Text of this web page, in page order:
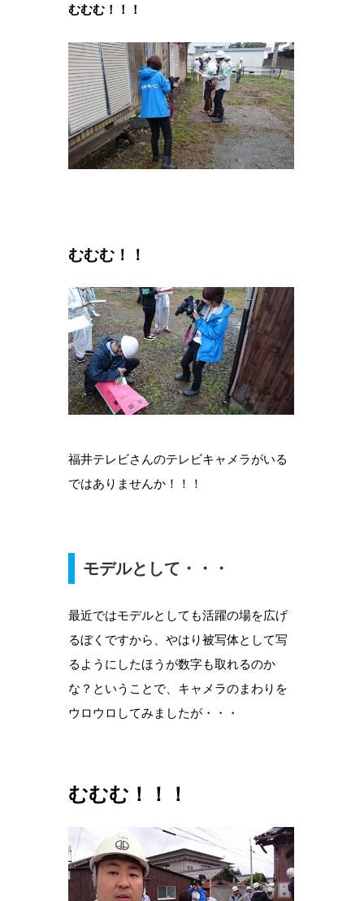
むむむ！！！
むむむ！！
福井テレビさんのテレビキャメラがいる
ではありませんか！！！
モデルとして・・・
最近ではモデルとしても活躍の場を広げ
るぼくですから、やはり被写体として写
るようにしたほうが数字も取れるのか
な？ということで、キャメラのまわりを
ウロウロしてみましたが・・・
むむむ！！！